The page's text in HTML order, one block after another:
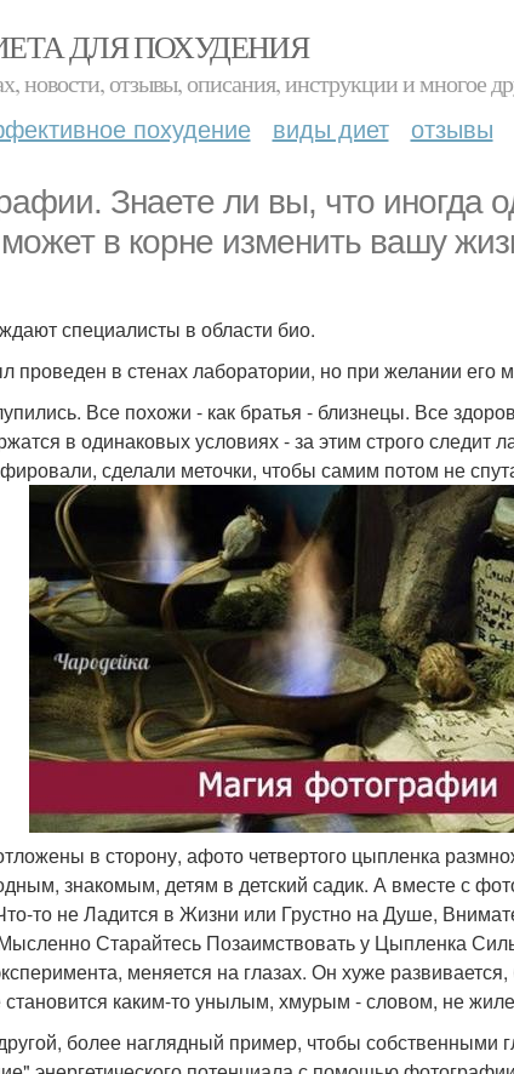
ДЛЯ ПОХУДЕНИЯ
новости, отзывы, описания, инструкции и многое
похудение виды диет отзывы
Знаете ли вы, что иногда
в корне изменить вашу
специалисты в области био.
проведен в стенах лаборатории, но при желании его
Все похожи - как братья - близнецы. Все
в одинаковых условиях - за этим строго следит
сделали меточки, чтобы самим потом не
в сторону, афото четвертого цыпленка
знакомым, детям в детский садик. А вместе с
то не Ладится в Жизни или Грустно на Душе,
Старайтесь Позаимствовать у Цыпленка
меняется на глазах. Он хуже развивается,
каким-то унылым, хмурым - словом, не
более наглядный пример, чтобы собственными